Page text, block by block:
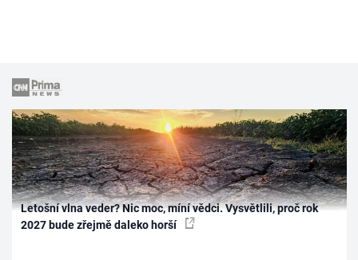
Letošní vlna veder? Nic moc, míní vědci. Vysvětlili, proč rok
2027 bude zřejmě daleko horší